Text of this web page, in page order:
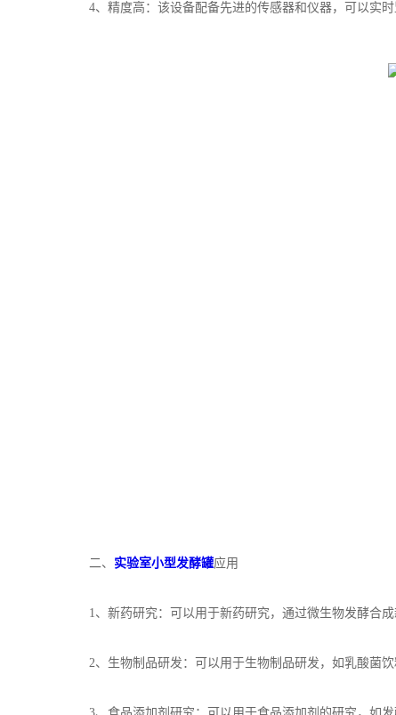
4、精度高：该设备配备先进的传感器和仪器，可以实时
二、 实验室小型发酵罐应用
1、新药研究：可以用于新药研究，通过微生物发酵合成
2、生物制品研发：可以用于生物制品研发，如乳酸菌饮